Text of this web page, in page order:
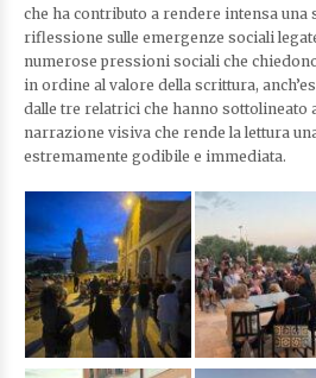
che ha contributo a rendere intensa una
riflessione sulle emergenze sociali
numerose pressioni sociali che
in ordine al valore della scrittura,
dalle tre relatrici che hanno sottolineato
narrazione visiva che rende la lettura
estremamente godibile e immediata.